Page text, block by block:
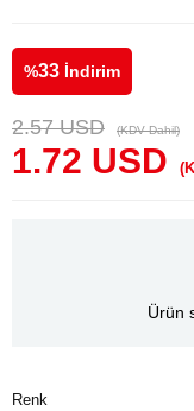
%33 İndirim
2.57 USD (KDV Dahil)
1.72 USD
Ürün
Renk